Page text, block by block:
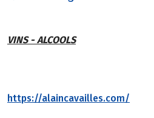
VINS - ALCOOLS
https://alaincavailles.com/